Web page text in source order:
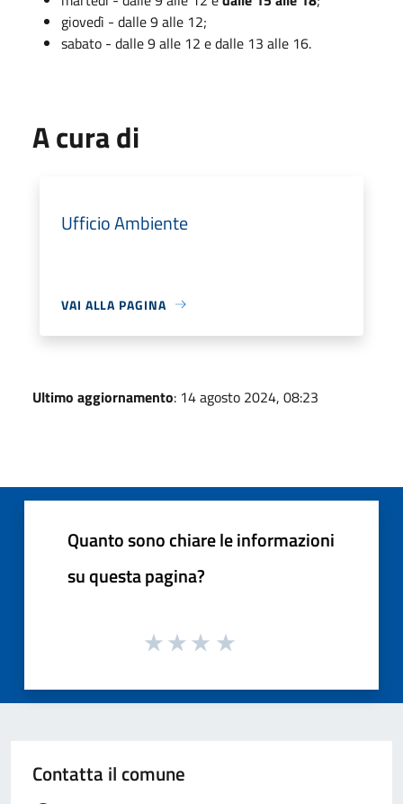
giovedì - dalle 9 alle 12;
sabato - dalle 9 alle 12 e dalle 13 alle 16.
A cura di
Ufficio Ambiente
VAI ALLA PAGINA
Ultimo aggiornamento: 14 agosto 2024, 08:23
Quanto sono chiare le informazioni
su questa pagina?
Contatta il comune